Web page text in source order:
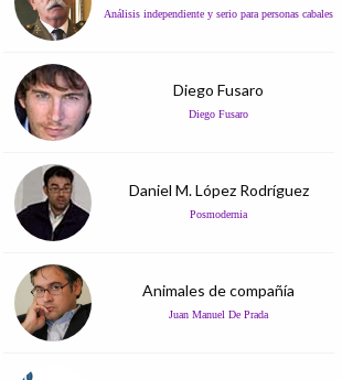
Análisis independiente y serio para personas cabales
Diego Fusaro
Diego Fusaro
Daniel M. López Rodríguez
Posmodernia
Animales de compañía
Juan Manuel De Prada